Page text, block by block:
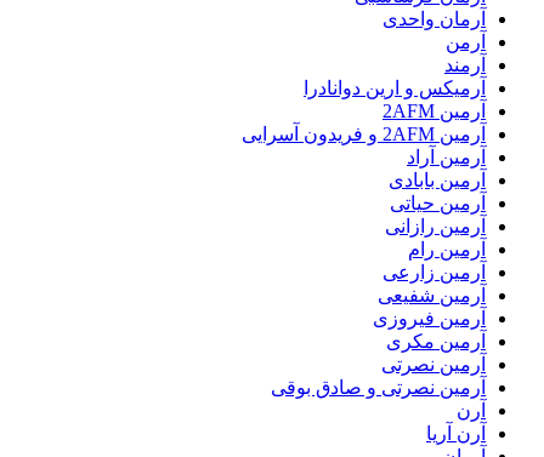
آرمان واحدی
آرمن
آرمند
آرمیکس و ارین دوانادرا
آرمین 2AFM
آرمین 2AFM و فریدون آسرایی
آرمین آراد
آرمین بابادی
آرمین حیاتی
آرمین رازانی
آرمین رام
آرمین زارعی
آرمین شفیعی
آرمین فیروزی
آرمین مکری
آرمین نصرتی
آرمین نصرتی و صادق بوقی
آرن
آرن آریا